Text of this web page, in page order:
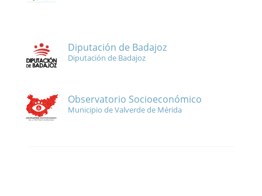
Diputación de Badajoz
Diputación de Badajoz
Observatorio Socioeconómico
Municipio de Valverde de Mérida